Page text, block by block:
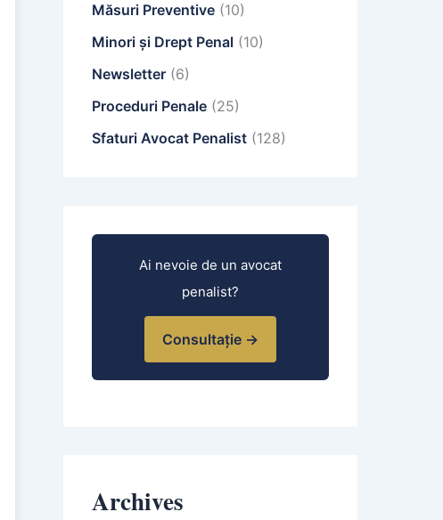
Măsuri Preventive (10)
Minori și Drept Penal (10)
Newsletter (6)
Proceduri Penale (25)
Sfaturi Avocat Penalist (128)
Ai nevoie de un avocat
penalist?
Consultație →
Archives